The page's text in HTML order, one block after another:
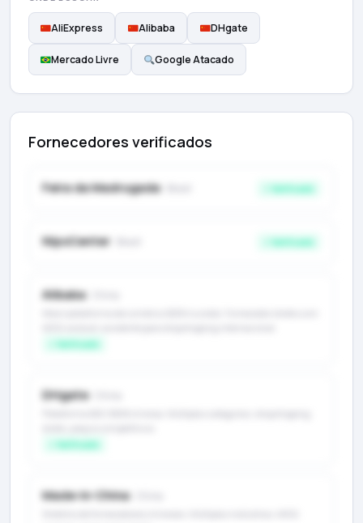
AliExpress Alibaba DHgate
Mercado Livre Google Atacado
Fornecedores verificados
Feira da Madrugada ✓ Verificado
NipoCenter ✓ Verificado
Alibaba
✓ Verificado
DHgate
✓ Verificado
Made-in-China